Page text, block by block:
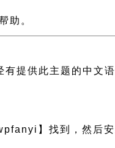
助。
提供此主题的中文
】找到，然后安